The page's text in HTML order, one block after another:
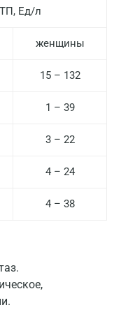
Ед/л
женщины
15 – 132
1 – 39
3 – 22
4 – 24
4 – 38